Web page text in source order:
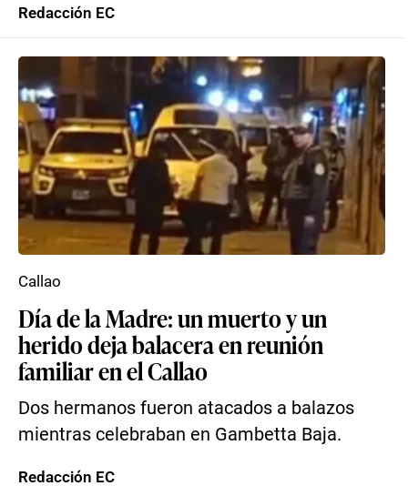
Redacción EC
Día de la Madre: un muerto y un
herido deja balacera en reunión
familiar en el Callao
Dos hermanos fueron atacados a balazos
mientras celebraban en Gambetta Baja.
Callao
Redacción EC